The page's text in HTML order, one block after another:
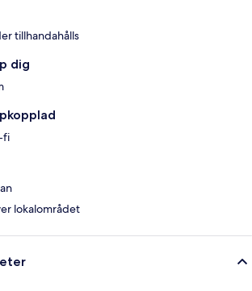
tillhandahålls
dig
fi
lokalområdet